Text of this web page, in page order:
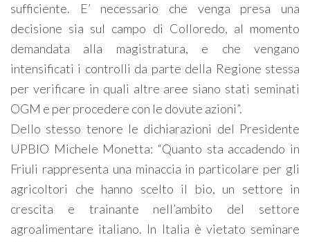
sufficiente. E’ necessario che venga presa una
decisione sia sul campo di Colloredo, al momento
demandata alla magistratura, e che vengano
intensificati i controlli da parte della Regione stessa
per verificare in quali altre aree siano stati seminati
OGM e per procedere con le dovute azioni”.
Dello stesso tenore le dichiarazioni del Presidente
UPBIO Michele Monetta: “Quanto sta accadendo in
Friuli rappresenta una minaccia in particolare per gli
agricoltori che hanno scelto il bio, un settore in
crescita e trainante nell’ambito del settore
agroalimentare italiano. In Italia è vietato seminare